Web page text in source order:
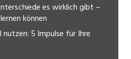
es wirklich gibt –
können
5 Impulse für Ihre